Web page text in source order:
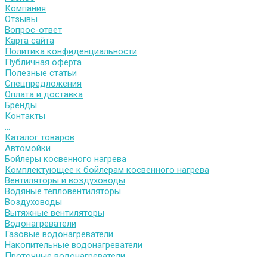
Компания
Отзывы
Вопрос-ответ
Карта сайта
Политика конфиденциальности
Публичная оферта
Полезные статьи
Спецпредложения
Оплата и доставка
Бренды
Контакты
...
Каталог товаров
Автомойки
Бойлеры косвенного нагрева
Комплектующее к бойлерам косвенного нагрева
Вентиляторы и воздуховоды
Водяные тепловентиляторы
Воздуховоды
Вытяжные вентиляторы
Водонагреватели
Газовые водонагреватели
Накопительные водонагреватели